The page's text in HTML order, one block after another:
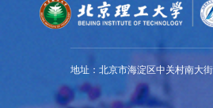
地址：北京市海淀区中关村南大